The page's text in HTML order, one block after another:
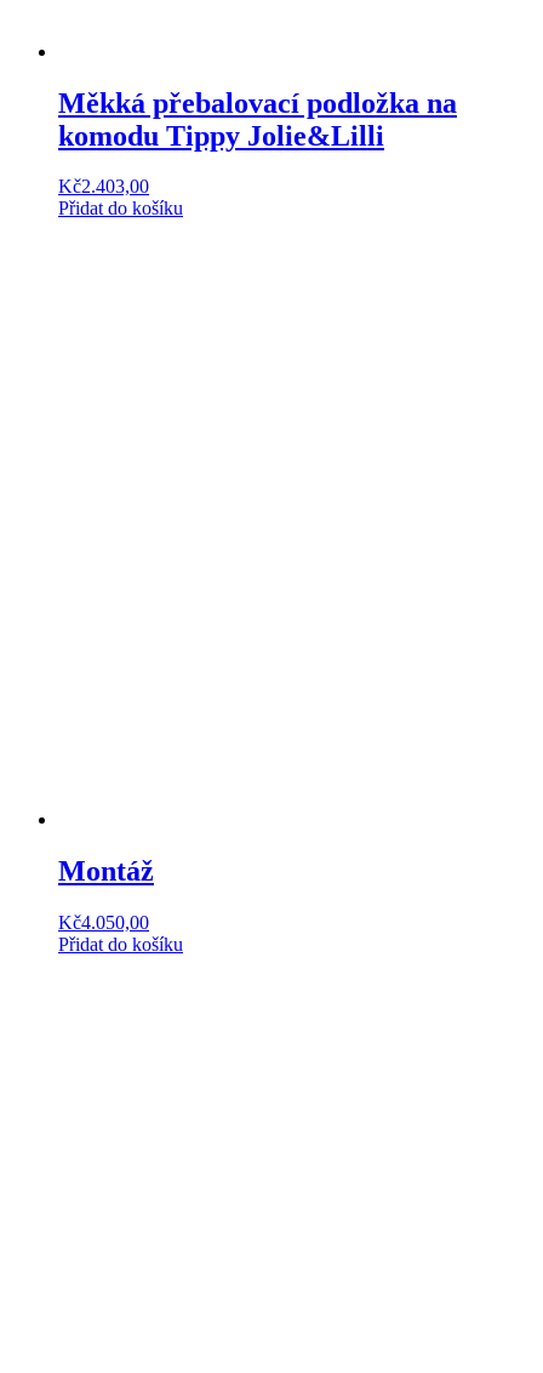
Měkká přebalovací podložka na
komodu Tippy Jolie&Lilli
Kč2.403,00
Přidat do košíku
Montáž
Kč4.050,00
Přidat do košíku